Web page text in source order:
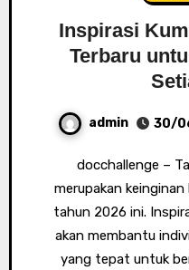
Inspirasi
Terbaru
admin 30/
docchallenge – Tampil stylish setiap hari
merupakan
tahun 2026 ini.
akan membantu
yang tepat untuk